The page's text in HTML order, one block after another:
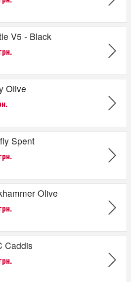
V5 - Black
Olive
Spent
Olive
Caddis